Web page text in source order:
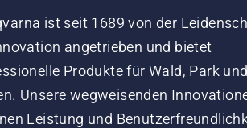
ist seit 1689 von der
angetrieben und bietet
Produkte für Wald, Park und
Unsere wegweisenden
Leistung und